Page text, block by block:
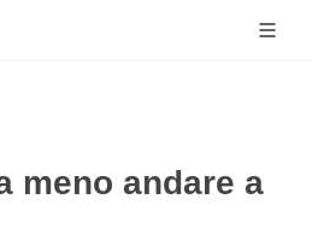
meno andare a